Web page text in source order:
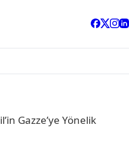
Gazze’ye Yönelik